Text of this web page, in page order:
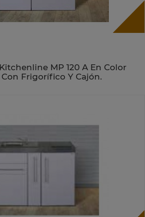
MP 120 A En Color
Frigorífico Y Cajón.